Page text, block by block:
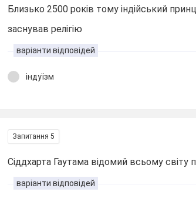
Близько 2500 років тому індійський
заснував релігію
варіанти відповідей
індуїзм
Запитання 5
Сіддхарта Гаутама відомий всьому світу
варіанти відповідей